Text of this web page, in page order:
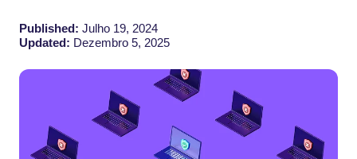
Published: Julho 19, 2024
Updated: Dezembro 5, 2025